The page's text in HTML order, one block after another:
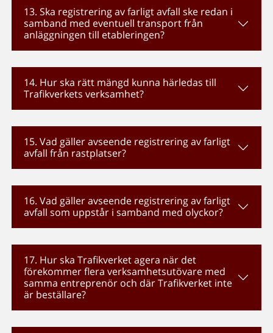
13. Ska registrering av farligt avfall ske redan i
samband med eventuell transport från
anläggningen till etableringen?
14. Hur ska rätt mängd kunna härledas till
Trafikverkets verksamhet?
15. Vad gäller avseende registrering av farligt
avfall från rastplatser?
16. Vad gäller avseende registrering av farligt
avfall som uppstår i samband med olyckor?
17. Hur ska Trafikverket agera när det
förekommer flera verksamhetsutövare med
samma entreprenör och där Trafikverket inte
är beställare?